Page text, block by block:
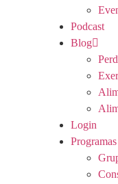
Podcast
Blog
Login